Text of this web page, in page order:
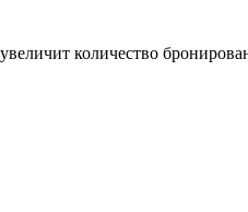
количество